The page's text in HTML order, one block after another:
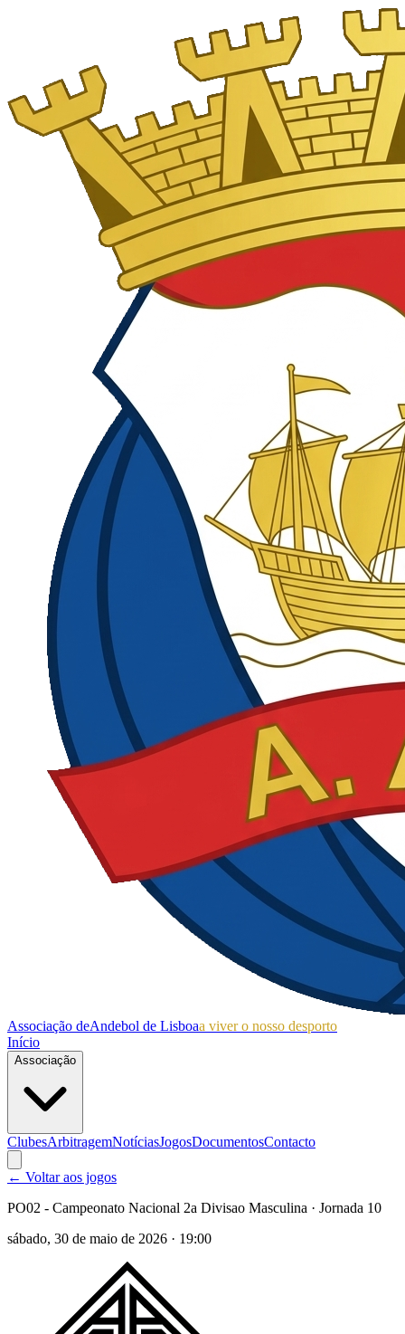
Associação deAndebol de Lisboaa viver o nosso desporto
Início
Associação
ClubesArbitragemNotíciasJogosDocumentosContacto
← Voltar aos jogos
PO02 - Campeonato Nacional 2a Divisao Masculina · Jornada 10
sábado, 30 de maio de 2026 · 19:00